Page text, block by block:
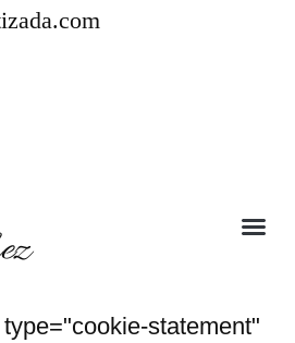
statement"